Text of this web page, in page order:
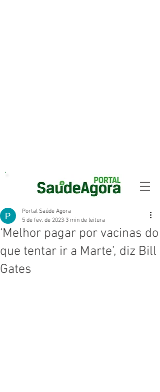
‘Melhor pagar por vacinas do
que tentar ir a Marte’, diz Bill
Gates
Portal Saúde Agora
5 de fev. de 2023 3 min de leitura